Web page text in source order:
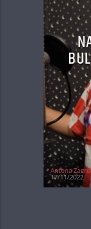
Antena
17/11/2022